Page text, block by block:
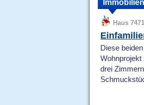
Haus
Diese
Wohnprojekt
drei